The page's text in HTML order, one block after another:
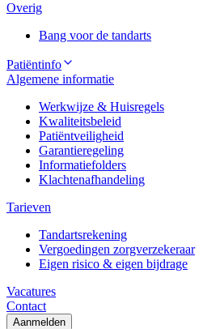
Overig
Bang voor de tandarts
Patiëntinfo
Algemene informatie
Werkwijze & Huisregels
Kwaliteitsbeleid
Patiëntveiligheid
Garantieregeling
Informatiefolders
Klachtenafhandeling
Tarieven
Tandartsrekening
Vergoedingen zorgverzekeraar
Eigen risico & eigen bijdrage
Vacatures
Contact
Aanmelden